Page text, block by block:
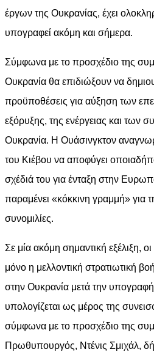
έργων της Ουκρανίας, έχει
υπογραφεί ακόμη και σήμερα.
Σύμφωνα με το προσχέδιο της
Ουκρανία θα επιδιώξουν να
προϋποθέσεις για αύξηση των
εξόρυξης, της ενέργειας και των
Ουκρανία. Η Ουάσινγκτον
του Κιέβου να αποφύγει
σχέδιά του για ένταξη στην
παραμένει «κόκκινη γραμμή» για
συνομιλίες.
Σε μία ακόμη σημαντική εξέλιξη,
μόνο η μελλοντική στρατιωτική
στην Ουκρανία μετά την
υπολογίζεται ως μέρος της
σύμφωνα με το προσχέδιο της
Πρωθυπουργός, Ντένις Σμιχάλ,